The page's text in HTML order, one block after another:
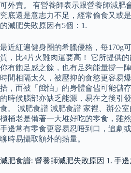
可外賣。 有營養師表示跟營養師減肥
究底還是意志力不足，經常偷食又或
的減肥失敗原因有5個：1.
最近紅遍健身圈的希臘優格，每170g
質，比4片火雞肉還要高！ 它所提供
你有飽足感之餘，也有足夠能量撐一
時間相隔太久，被壓抑的食慾更容易
拾，而被「餓怕」的身體會儘可能儲
的時候腦部亦缺乏能源，易在之後引
食。 減肥食譜 減肥食譜 家裡、辦公
櫃桶老是備著一大堆好吃的零食，雖
手邊常有零食更容易忍唔到口，追劇
聊時易攝取額外的熱量。
減肥食譜: 營養師減肥失敗原因 1. 手邊